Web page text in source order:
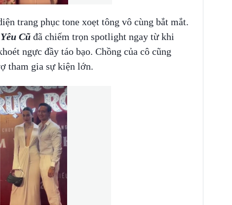
trang phục tone xoẹt tông vô cùng bắt mắt.
Cũ đã chiếm trọn spotlight ngay từ khi
ngực đầy táo bạo. Chồng của cô cũng
tham gia sự kiện lớn.